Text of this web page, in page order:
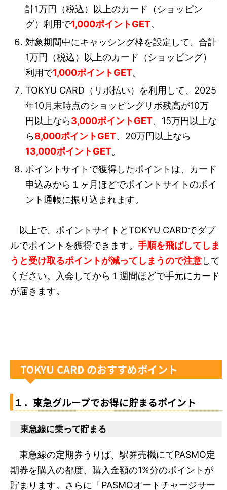
計1万円（税込）以上のカード（ショッピン
グ）利用で1,000ポイントGET。
対象期間中にキャッシング枠を設定して、合計
1万円（税込）以上のカード（ショッピング）
利用で1,000ポイントGET。
TOKYU CARD（リボ払い）を利用して、2025
年10月末時点のショッピングリボ残高が10万
円以上なら3,000ポイントGET、15万円以上な
ら8,000ポイントGET、20万円以上なら
13,000ポイントGET。
ポイントサイトで獲得したポイントは、カード
申込みから１ヶ月ほどでポイントサイトのポイ
ント通帳に振り込まれます。
以上で、ポイントサイトとTOKYU CARDでダブ
ルでポイントを獲得できます。 手順を飛ばしてしま
うと受け取るポイントが減ってしまうので注意して
ください。入会してから１週間ほどで手元にカード
が届きます。
TOKYU CARD のおすすめポイント
１．東急グループでお得に貯まるポイント
東急線に乗って貯まる
東急線の定期券うりば、駅券売機にてPASMO定
期券を購入の都度、購入金額の1%分のポイントが
貯まります。さらに「PASMOオートチャージサー